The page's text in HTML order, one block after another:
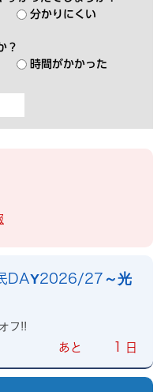
分かりにくい
？
時間がかかった
DAY2026/27～光
フ!!
あと 1 日